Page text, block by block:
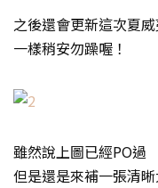
之後還會更新這次夏
一樣稍安勿躁喔！
雖然說上圖已經PO過
但是還是來補一張清